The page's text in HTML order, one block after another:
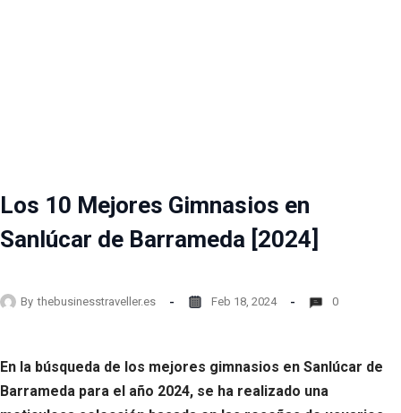
Los 10 Mejores Gimnasios en
Sanlúcar de Barrameda [2024]
By thebusinesstraveller.es Feb 18, 2024 0
En la búsqueda de los mejores gimnasios en Sanlúcar de
Barrameda para el año 2024, se ha realizado una